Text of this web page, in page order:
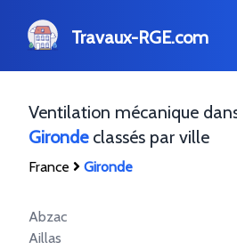
Travaux-RGE.com
Ventilation mécanique
Girondeclassés par ville
France Gironde
Abzac
Aillas